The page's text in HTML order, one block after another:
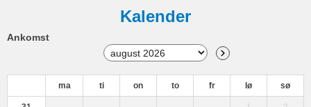
Kalender
Ankomst
ma ti on to fr lø sø